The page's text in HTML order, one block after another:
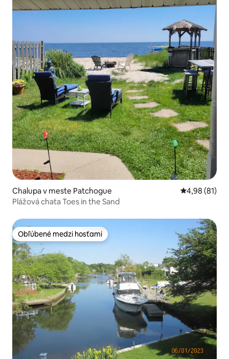
Chalupa v meste Patchogue Priemerné
4,98 (81)
Plážová chata Toes in the Sand
Obľúbené medzi hosťami
Obľúbené medzi hosťami